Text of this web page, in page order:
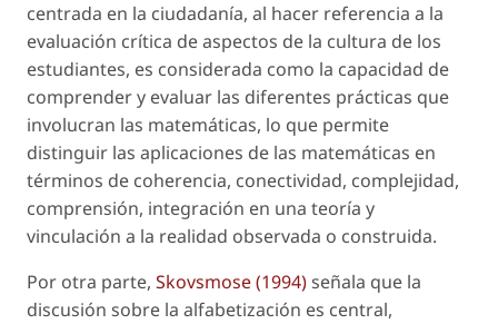
centrada en la ciudadanía, al hacer referencia a la
evaluación crítica de aspectos de la cultura de los
estudiantes, es considerada como la capacidad de
comprender y evaluar las diferentes prácticas que
involucran las matemáticas, lo que permite
distinguir las aplicaciones de las matemáticas en
términos de coherencia, conectividad, complejidad,
comprensión, integración en una teoría y
vinculación a la realidad observada o construida.
Por otra parte, Skovsmose (1994)señala que la
discusión sobre la alfabetización es central,